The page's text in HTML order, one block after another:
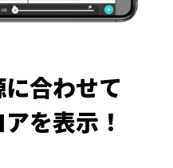
合わせて
を表示！